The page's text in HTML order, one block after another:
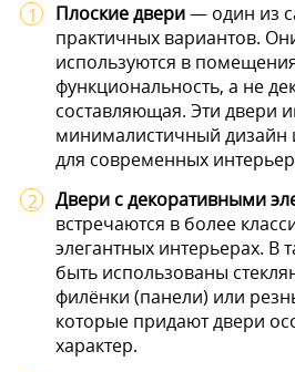
Плоские двери— один из
практичных вариантов.
используются в
функциональность, а не
составляющая. Эти двери
минималистичный дизайн
для современных
Двери с декоративными
встречаются в более
элегантных интерьерах. В
быть использованы
филёнки (панели) или
которые придают двери
характер.